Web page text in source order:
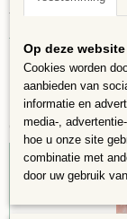
Tegen de UV straling
Ook
Op deze
Cookies worden
aanbieden van
informatie en
media-,
hoe u onze site
combinatie met
door uw gebruik